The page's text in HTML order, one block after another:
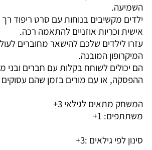
השמיעה.
ילדים מקשיבים בנוחות עם סרט ריפוד
אישית וכריות אוזניים להתאמה רכה.
עזרו לילדים שלכם להישאר מחוברים
המיקרופון המובנה.
הם יכולים לשוחח בקלות עם חברים ובני
ההפסקה, או עם מורים בזמן שהם
המשחק מתאים לגילאי 3+
משתתפים: 1+
סינון לפי גילאים :3+